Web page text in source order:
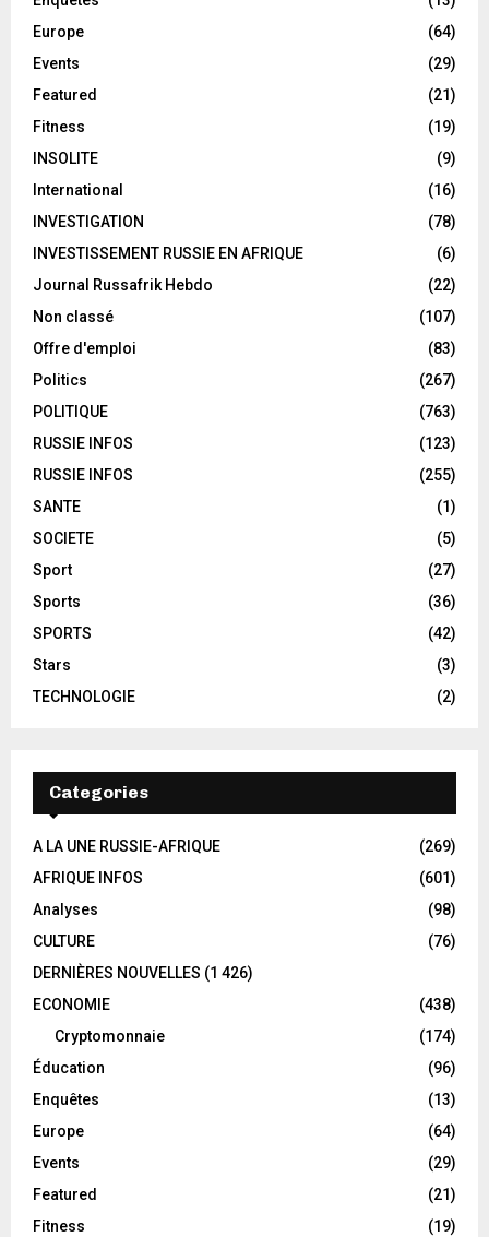
Europe
(64)
Events
(29)
Featured
(21)
Fitness
(19)
INSOLITE
(9)
International
(16)
INVESTIGATION
(78)
INVESTISSEMENT RUSSIE EN AFRIQUE
(6)
Journal Russafrik Hebdo
(22)
Non classé
(107)
Offre d'emploi
(83)
Politics
(267)
POLITIQUE
(763)
RUSSIE INFOS
(123)
RUSSIE INFOS
(255)
SANTE
(1)
SOCIETE
(5)
Sport
(27)
Sports
(36)
SPORTS
(42)
Stars
(3)
TECHNOLOGIE
(2)
Categories
A LA UNE RUSSIE-AFRIQUE
(269)
AFRIQUE INFOS
(601)
Analyses
(98)
CULTURE
(76)
DERNIÈRES NOUVELLES (1 426)
ECONOMIE
(438)
Cryptomonnaie
(174)
Éducation
(96)
Enquêtes
(13)
Europe
(64)
Events
(29)
Featured
(21)
Fitness
(19)